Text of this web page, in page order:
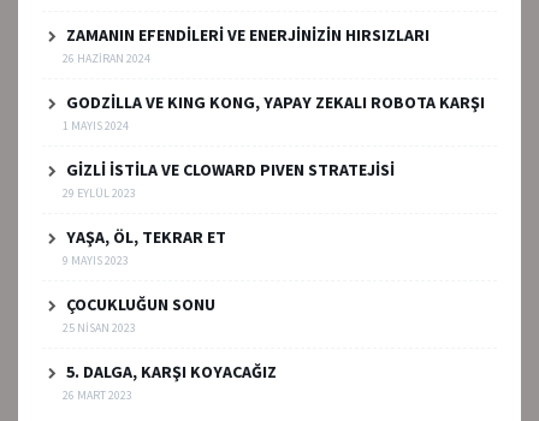
ZAMANIN EFENDİLERİ VE ENERJİNİZİN HIRSIZLARI
26 HAZIRAN 2024
GODZİLLA VE KING KONG, YAPAY ZEKALI ROBOTA KARŞI
1 MAYIS 2024
GİZLİ İSTİLA VE CLOWARD PIVEN STRATEJİSİ
29 EYLÜL 2023
YAŞA, ÖL, TEKRAR ET
9 MAYIS 2023
ÇOCUKLUĞUN SONU
25 NISAN 2023
5. DALGA, KARŞI KOYACAĞIZ
26 MART 2023